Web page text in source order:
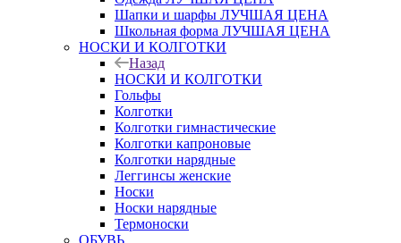
Шапки и шарфы ЛУЧШАЯ ЦЕНА
Школьная форма ЛУЧШАЯ ЦЕНА
НОСКИ И КОЛГОТКИ
Назад
НОСКИ И КОЛГОТКИ
Гольфы
Колготки
Колготки гимнастические
Колготки капроновые
Колготки нарядные
Леггинсы женские
Носки
Носки нарядные
Термоноски
ОБУВЬ